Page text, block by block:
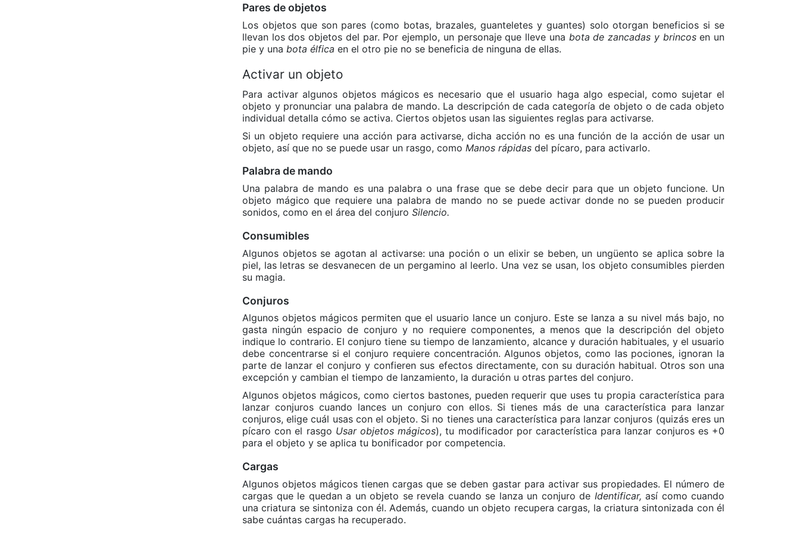
Pares de objetos
Los objetos que son pares (como botas, brazales, guanteletes y guantes) solo otorgan beneficios si se
llevan los dos objetos del par. Por ejemplo, un personaje que lleve una bota de zancadas y brincosen un
pie y una bota élfica en el otro pie no se beneficia de ninguna de ellas.
Activar un objeto
Para activar algunos objetos mágicos es necesario que el usuario haga algo especial, como sujetar el
objeto y pronunciar una palabra de mando. La descripción de cada categoría de objeto o de cada objeto
individual detalla cómo se activa. Ciertos objetos usan las siguientes reglas para activarse.
Si un objeto requiere una acción para activarse, dicha acción no es una función de la acción de usar un
objeto, así que no se puede usar un rasgo, como Manos rápidas del pícaro, para activarlo.
Palabra de mando
Una palabra de mando es una palabra o una frase que se debe decir para que un objeto funcione. Un
objeto mágico que requiere una palabra de mando no se puede activar donde no se pueden producir
sonidos, como en el área del conjuro Silencio.
Consumibles
Algunos objetos se agotan al activarse: una poción o un elixir se beben, un ungüento se aplica sobre la
piel, las letras se desvanecen de un pergamino al leerlo. Una vez se usan, los objeto consumibles pierden
su magia.
Conjuros
Algunos objetos mágicos permiten que el usuario lance un conjuro. Este se lanza a su nivel más bajo, no
gasta ningún espacio de conjuro y no requiere componentes, a menos que la descripción del objeto
indique lo contrario. El conjuro tiene su tiempo de lanzamiento, alcance y duración habituales, y el usuario
debe concentrarse si el conjuro requiere concentración. Algunos objetos, como las pociones, ignoran la
parte de lanzar el conjuro y confieren sus efectos directamente, con su duración habitual. Otros son una
excepción y cambian el tiempo de lanzamiento, la duración u otras partes del conjuro.
Algunos objetos mágicos, como ciertos bastones, pueden requerir que uses tu propia característica para
lanzar conjuros cuando lances un conjuro con ellos. Si tienes más de una característica para lanzar
conjuros, elige cuál usas con el objeto. Si no tienes una característica para lanzar conjuros (quizás eres un
pícaro con el rasgo Usar objetos mágicos), tu modificador por característica para lanzar conjuros es +0
para el objeto y se aplica tu bonificador por competencia.
Cargas
Algunos objetos mágicos tienen cargas que se deben gastar para activar sus propiedades. El número de
cargas que le quedan a un objeto se revela cuando se lanza un conjuro de Identificar, así como cuando
una criatura se sintoniza con él. Además, cuando un objeto recupera cargas, la criatura sintonizada con él
sabe cuántas cargas ha recuperado.